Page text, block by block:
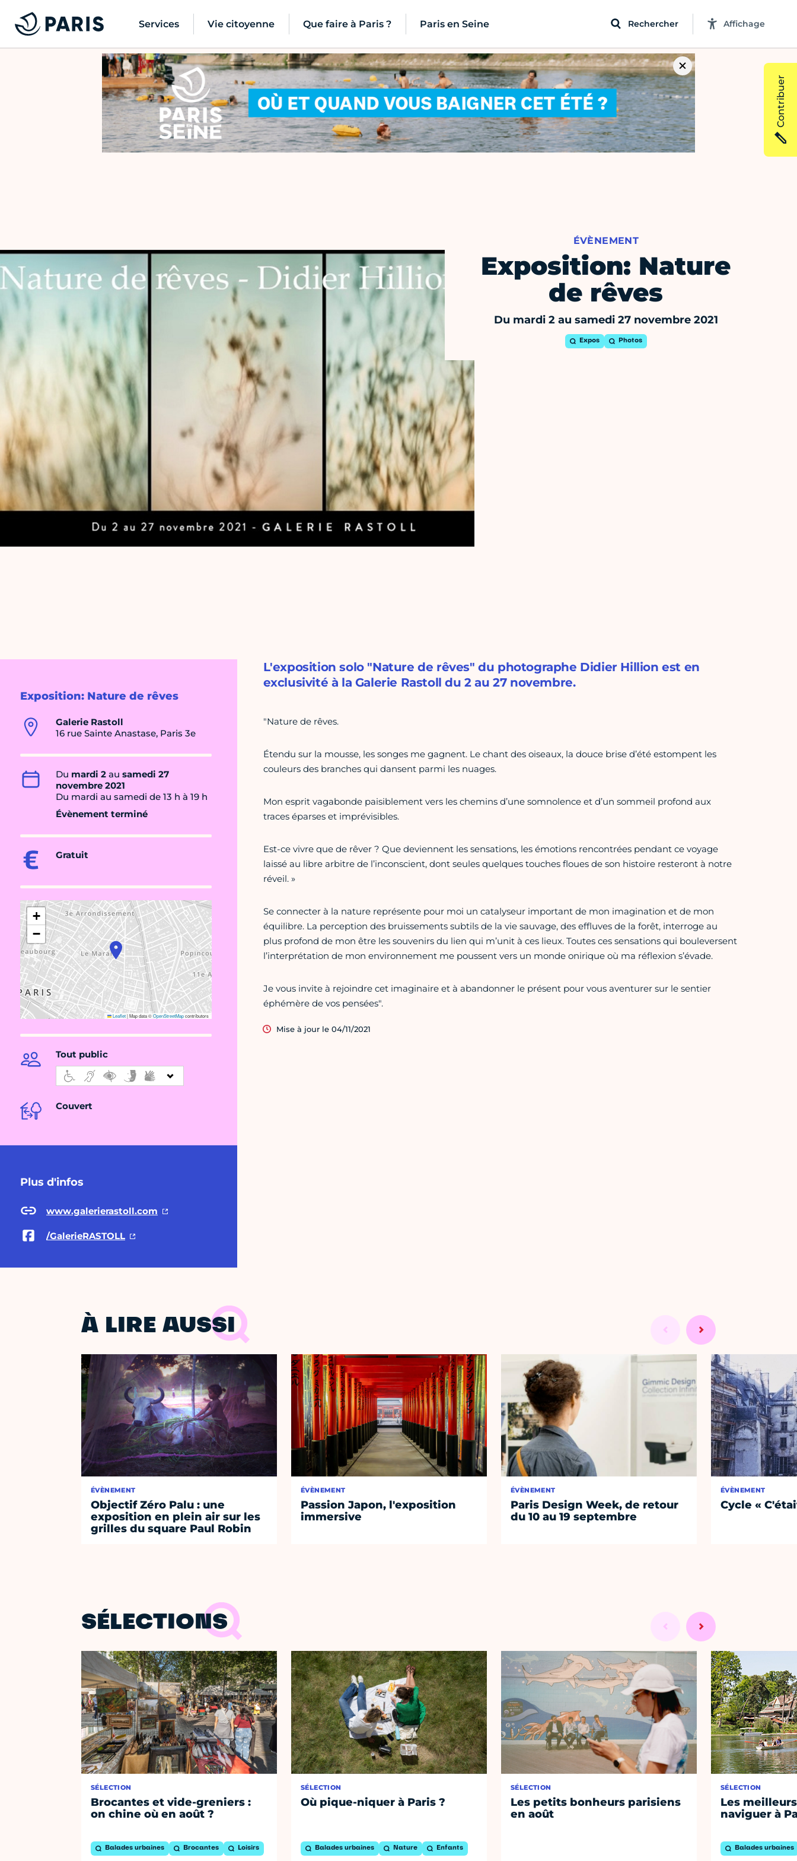
Services Vie citoyenne Que faire à Paris ? Paris en Seine Rechercher Affichage
ÉVÈNEMENT
Exposition: Nature
de rêves
Du mardi 2 au samedi 27 novembre 2021
Expos Photos
Exposition: Nature de rêves
Galerie Rastoll
16 rue Sainte Anastase, Paris 3e
Du mardi 2 au samedi 27
novembre 2021
Du mardi au samedi de 13 h à 19 h
Évènement terminé
Gratuit
+
−
Leaflet|Map data ©OpenStreetMapcontributors
Tout public
Couvert
Plus d'infos
www.galerierastoll.com
/GalerieRASTOLL
L'exposition solo "Nature de rêves" du photographe Didier Hillion est en
exclusivité à la Galerie Rastoll du 2 au 27 novembre.
"Nature de rêves.
Étendu sur la mousse, les songes me gagnent. Le chant des oiseaux, la douce brise d’été estompent les
couleurs des branches qui dansent parmi les nuages.
Mon esprit vagabonde paisiblement vers les chemins d’une somnolence et d’un sommeil profond aux
traces éparses et imprévisibles.
Est-ce vivre que de rêver ? Que deviennent les sensations, les émotions rencontrées pendant ce voyage
laissé au libre arbitre de l’inconscient, dont seules quelques touches floues de son histoire resteront à notre
réveil. »
Se connecter à la nature représente pour moi un catalyseur important de mon imagination et de mon
équilibre. La perception des bruissements subtils de la vie sauvage, des effluves de la forêt, interroge au
plus profond de mon être les souvenirs du lien qui m’unit à ces lieux. Toutes ces sensations qui bouleversent
l’interprétation de mon environnement me poussent vers un monde onirique où ma réflexion s’évade.
Je vous invite à rejoindre cet imaginaire et à abandonner le présent pour vous aventurer sur le sentier
éphémère de vos pensées".
Mise à jour le 04/11/2021
À LIRE AUSSI
ÉVÈNEMENT
Objectif Zéro Palu : une
exposition en plein air sur les
grilles du square Paul Robin
ÉVÈNEMENT
Passion Japon, l'exposition
immersive
ÉVÈNEMENT
Paris Design Week, de retour
du 10 au 19 septembre
ÉVÈNEMENT
Cycle «
SÉLECTIONS
SÉLECTION
Brocantes et vide-greniers :
on chine où en août ?
Balades urbaines Brocantes Loisirs
SÉLECTION
Où pique-niquer à Paris ?
Balades urbaines Nature Enfants
SÉLECTION
Les petits bonheurs parisiens
en août
SÉLECTION
Les
naviguer à
Balades urbaines
Contribuer